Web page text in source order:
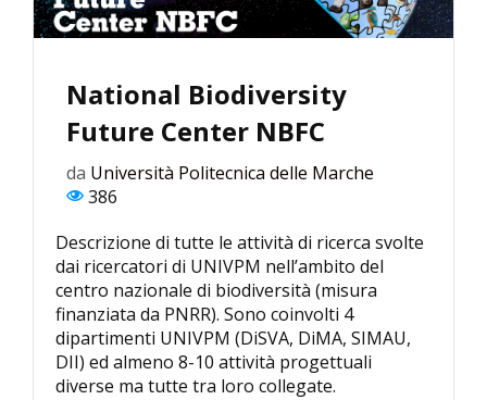
National Biodiversity
Future Center NBFC
da Università Politecnica delle Marche
386
Descrizione di tutte le attività di ricerca svolte
dai ricercatori di UNIVPM nell’ambito del
centro nazionale di biodiversità (misura
finanziata da PNRR). Sono coinvolti 4
dipartimenti UNIVPM (DiSVA, DiMA, SIMAU,
DII) ed almeno 8-10 attività progettuali
diverse ma tutte tra loro collegate.